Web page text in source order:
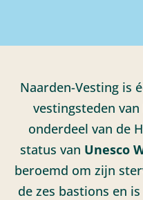
Naarden-Vesting is
vestingsteden
onderdeel van de
status van Unesco
beroemd om zijn
de zes bastions en